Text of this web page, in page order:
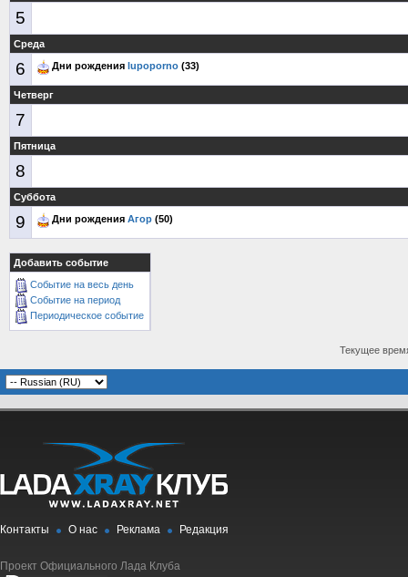
5
Среда
6 Дни рождения lupoporno (33)
Четверг
7
Пятница
8
Суббота
9 Дни рождения Агор (50)
Добавить событие
Событие на весь день
Событие на период
Периодическое событие
Текущее
Контакты О нас Реклама Редакция
Проект Официального Лада Клуба